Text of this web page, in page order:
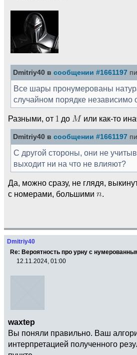
Dmitriy40 в сообщении #1661197
Все шары пронумерованы
случайном порядке независимо
Разными, от до или как-то
Dmitriy40 в сообщении #1661197
С другой стороны, они не
выходит ни на что не влияют?
Да, можно сразу, не глядя,
с номерами, большими
.
Dmitriy40
Re: Вероятность про урну с
12.11.2024, 01:00
waxtep
Вы поняли правильно. Ваш
интерпретацией полученного